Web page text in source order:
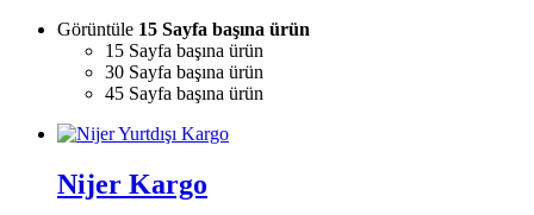
Görüntüle 15 Sayfa başına ürün
15 Sayfa başına ürün
30 Sayfa başına ürün
45 Sayfa başına ürün
Nijer Kargo